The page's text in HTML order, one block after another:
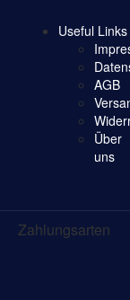
Useful Links
AGB
Über
uns
Zahlungsarten